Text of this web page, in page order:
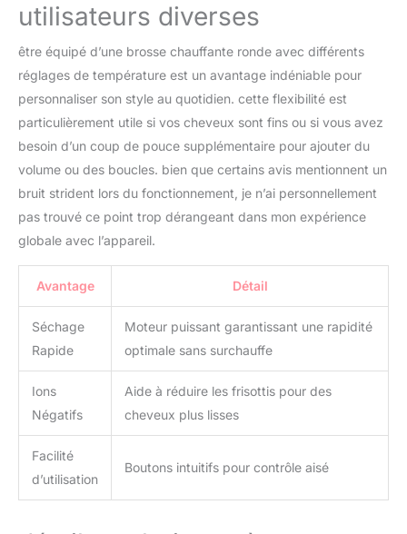
chaud utilise des aiguilles
en nylon pour
qui empêche les cheveux
de s'emmêler et les rend
Moelleux et naturels. Hair
Styler : Le boucleur d'air
automatiquement les
cheveux pour les
boucles. Gagnez du
temps, l'utilisation d'un
fer à friser à air réduit les
dommages à la tête et
maintient les cheveux en
bonne santé.
Accessoires Amovibles
en un clic – le air styler
un clic pour une
L'entrée d'air au bas de la
utilisateurs diverses
être équipé d’une brosse chauffante ronde avec différents
réglages de température est un avantage indéniable pour
personnaliser son style au quotidien. cette flexibilité est
particulièrement utile si vos cheveux sont fins ou si vous avez
besoin d’un coup de pouce supplémentaire pour ajouter du
volume ou des boucles. bien que certains avis mentionnent un
bruit strident lors du fonctionnement, je n’ai personnellement
pas trouvé ce point trop dérangeant dans mon expérience
globale avec l’appareil.
Avantage Détail
Séchage
Rapide
Moteur puissant garantissant une rapidité
optimale sans surchauffe
Ions
Négatifs
Aide à réduire les frisottis pour des
cheveux plus lisses
Facilité
d’utilisation
Boutons intuitifs pour contrôle aisé